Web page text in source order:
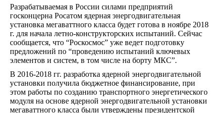
Разрабатываемая в России силами предприятий
госконцерна Росатом ядерная энергодвигательная
установка мегаваттного класса будет готова в ноябре 2018
г. для начала летно-конструкторских испытаний. Сейчас
сообщается, что “Роскосмос” уже ведет подготовку
предложений по “проведению испытаний ключевых
элементов и систем, в том числе на борту МКС”.
В 2016-2018 гг. разработка ядерной энергодвигательной
установки получила бюджетное финансирование, при
этом работы по созданию транспортного энергетического
модуля на основе ядерной энергодвигательной установки
мегаваттного класса были утверждены президентской